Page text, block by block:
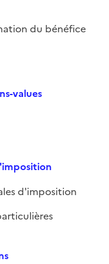
du bénéfice
values
d'imposition